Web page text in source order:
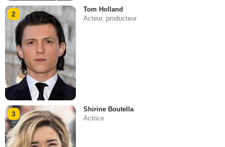
2
Tom Holland
Acteur, producteur
3
Shirine Boutella
Actrice